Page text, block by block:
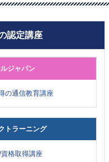
認定講座
ジャパン
の通信教育講座
トラーニング
格取得講座